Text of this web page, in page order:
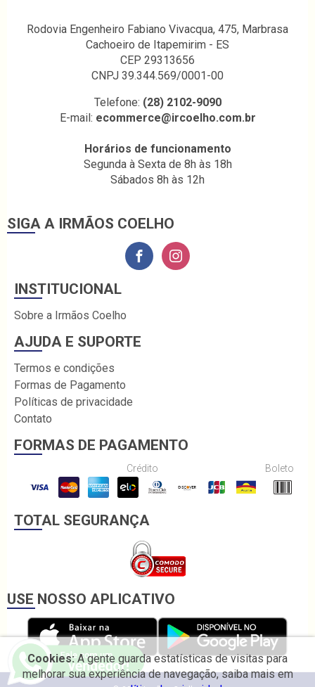
Rodovia Engenheiro Fabiano Vivacqua, 475, Marbrasa
Cachoeiro de Itapemirim - ES
CEP 29313656
CNPJ 39.344.569/0001-00
Telefone: (28) 2102-9090
E-mail: ecommerce@ircoelho.com.br
Horários de funcionamento
Segunda à Sexta de 8h às 18h
Sábados 8h às 12h
SIGA A IRMÃOS COELHO
INSTITUCIONAL
Sobre a Irmãos Coelho
AJUDA E SUPORTE
Termos e condições
Formas de Pagamento
Políticas de privacidade
Contato
FORMAS DE PAGAMENTO
Crédito Boleto
TOTAL SEGURANÇA
USE NOSSO APLICATIVO
Cookies:A gente guarda estatísticas de visitas para
melhorar sua experiência de navegação, saiba mais em